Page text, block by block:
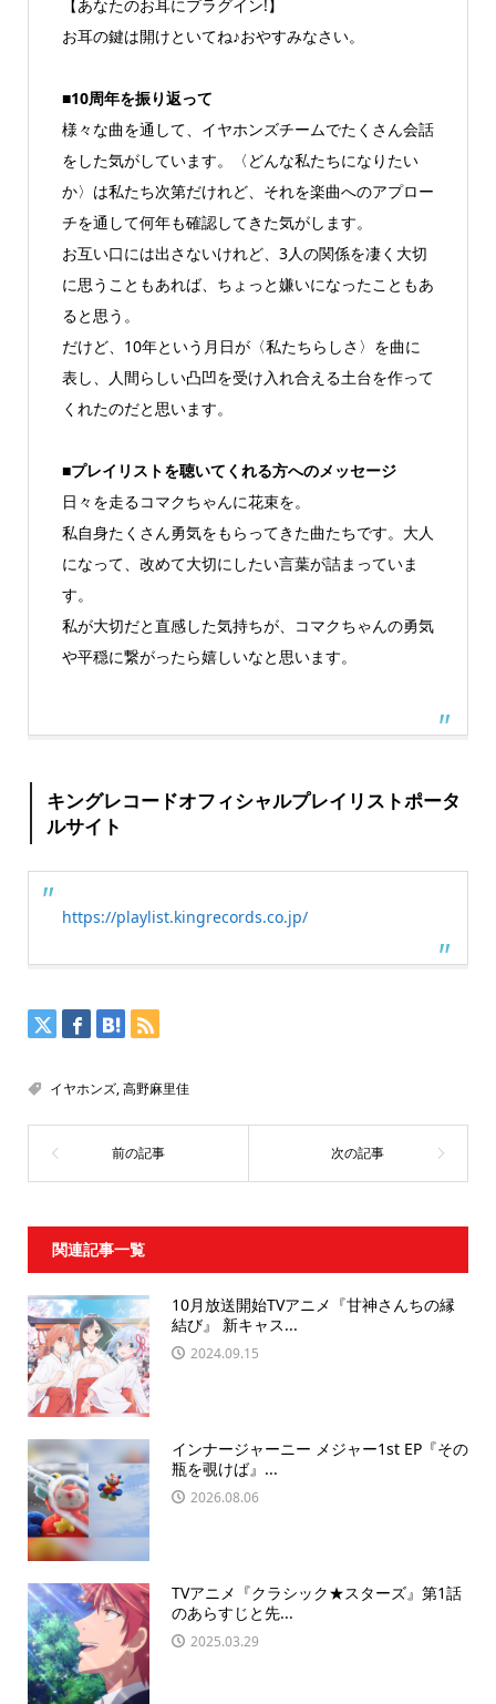
【あなたのお耳にプラグイン!】
お耳の鍵は開けといてね♪おやすみなさい。
■10周年を振り返って
様々な曲を通して、イヤホンズチームでたくさん会話
をした気がしています。〈どんな私たちになりたい
か〉は私たち次第だけれど、それを楽曲へのアプロー
チを通して何年も確認してきた気がします。
お互い口には出さないけれど、3人の関係を凄く大切
に思うこともあれば、ちょっと嫌いになったこともあ
ると思う。
だけど、10年という月日が〈私たちらしさ〉を曲に
表し、人間らしい凸凹を受け入れ合える土台を作って
くれたのだと思います。
■プレイリストを聴いてくれる方へのメッセージ
日々を走るコマクちゃんに花束を。
私自身たくさん勇気をもらってきた曲たちです。大人
になって、改めて大切にしたい言葉が詰まっていま
す。
私が大切だと直感した気持ちが、コマクちゃんの勇気
や平穏に繋がったら嬉しいなと思います。
キングレコードオフィシャルプレイリストポータ
ルサイト
https://playlist.kingrecords.co.jp/
イヤホンズ,高野麻里佳
関連記事一覧
10月放送開始TVアニメ『甘神さんちの縁
結び』 新キャス...
2024.09.15
インナージャーニー メジャー1st EP『その
瓶を覗けば』...
2026.08.06
TVアニメ『クラシック★スターズ』第1話
のあらすじと先...
2025.03.29